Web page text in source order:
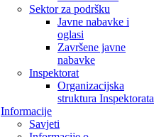
Sektor za podršku
Javne nabavke i
oglasi
Završene javne
nabavke
Inspektorat
Organizacijska
struktura Inspektorata
Informacije
Savjeti